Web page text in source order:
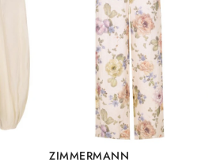
ZIMMERMANN